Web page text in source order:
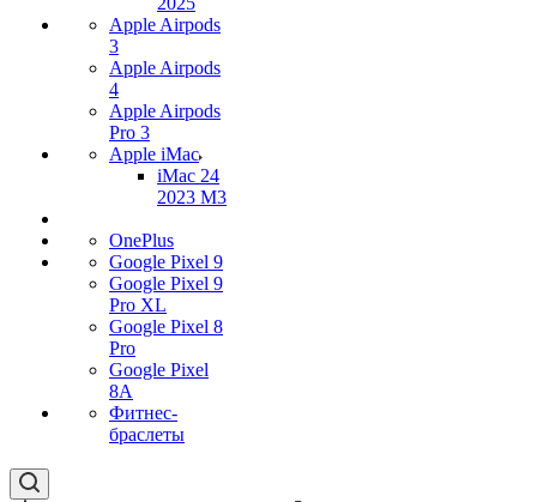
Apple Airpods
3
Apple Airpods
4
Apple Airpods
Pro 3
Apple iMac
iMac 24
2023 M3
OnePlus
Google Pixel 9
Google Pixel 9
Pro XL
Google Pixel 8
Pro
Google Pixel
8A
Фитнес-
браслеты